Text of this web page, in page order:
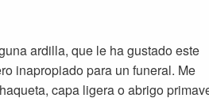
ardilla, que le ha gustado este
inapropiado para un funeral. Me
capa ligera o abrigo